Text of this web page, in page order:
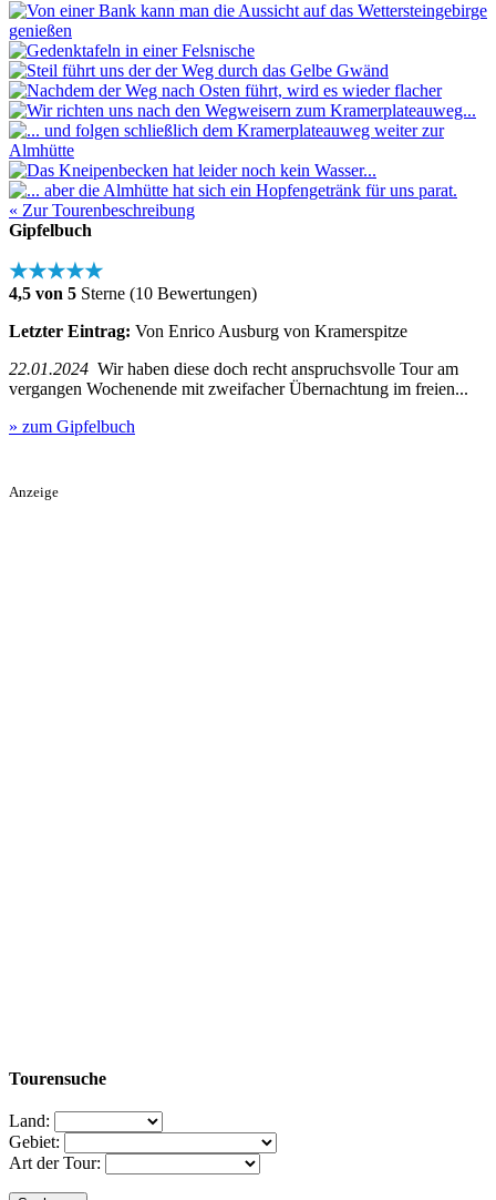
« Zur Tourenbeschreibung
Gipfelbuch
★★★★★
4,5 von 5 Sterne (10 Bewertungen)
Letzter Eintrag: Von Enrico Ausburg von Kramerspitze
22.01.2024 Wir haben diese doch recht anspruchsvolle Tour am
vergangen Wochenende mit zweifacher Übernachtung im freien...
» zum Gipfelbuch
Anzeige
Tourensuche
Land:
Gebiet:
Art der Tour: